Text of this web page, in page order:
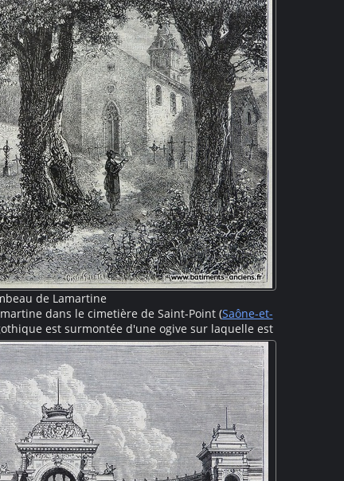
de Lamartine
dans le cimetière de Saint-Point (Saône-et-
est surmontée d'une ogive sur laquelle est
signifie "Mon âme a espéré". D'autres sépultures
de l'illustre personnage. Deux grands arbres et
complètent cette scène bucolique.